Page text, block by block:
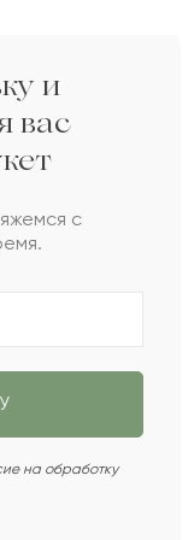
2022-02-03
2022-02-02
и
вас
с
на обработку